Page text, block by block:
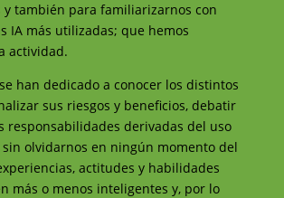
y también para familiarizarnos con
IA más utilizadas; que hemos
actividad.
han dedicado a conocer los distintos
sus riesgos y beneficios, debatir
responsabilidades derivadas del uso
sin olvidarnos en ningún momento del
actitudes y habilidades
más o menos inteligentes y, por lo